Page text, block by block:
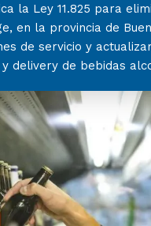
la Ley 11.825 para
en la provincia de
de servicio y
delivery de bebidas